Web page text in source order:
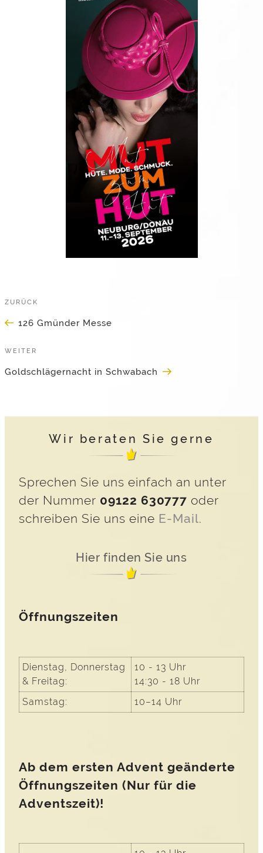
Beitragsnavigation
Vorheriger
ZURÜCK
126 Gmünder Messe
Nächster
WEITER
Goldschlägernacht in Schwabach
Wir beraten Sie gerne
Sprechen Sie uns einfach an unter
der Nummer 09122 630777 oder
schreiben Sie uns eine E-Mail.
Hier finden Sie uns
Öffnungszeiten
Dienstag, Donnerstag
& Freitag:
10 - 13 Uhr
14:30 - 18 Uhr
Samstag:
10–14 Uhr
Ab dem ersten Advent geänderte
Öffnungszeiten (Nur für die
Adventszeit)!